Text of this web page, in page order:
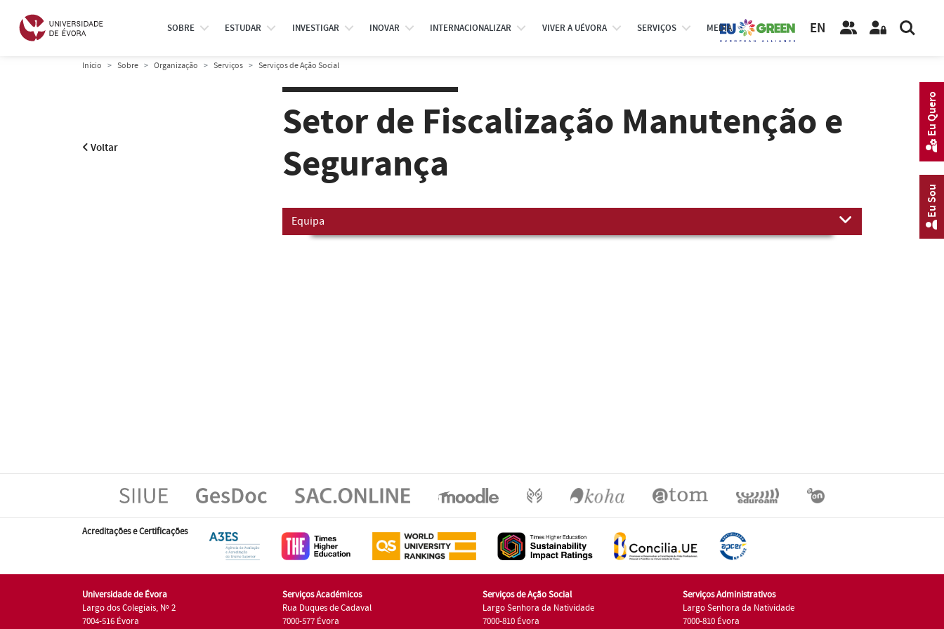
SOBRE ESTUDAR INVESTIGAR INOVAR INTERNACIONALIZAR VIVER A UÉVORA SERVIÇOS MEDIA EN
Início Sobre Organização Serviços Serviços de Ação Social
Voltar
Setor de Fiscalização Manutenção e
Segurança
Equipa
Acreditações e Certificações
Universidade de Évora
Largo dos Colegiais, Nº 2
7004-516 Évora
Serviços Académicos
Rua Duques de Cadaval
7000-577 Évora
Serviços de Ação Social
Largo Senhora da Natividade
7000-810 Évora
Serviços Administrativos
Largo Senhora da Natividade
7000-810 Évora
Eu Sou
Eu Quero